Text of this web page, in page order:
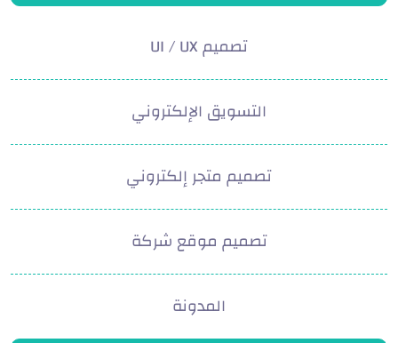
تصميم UI / UX
التسويق الإلكتروني
تصميم متجر إلكتروني
تصميم موقع شركة
المدونة